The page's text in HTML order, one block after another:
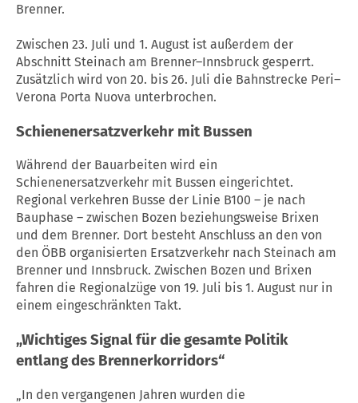
Brenner.
Zwischen 23. Juli und 1. August ist außerdem der
Abschnitt Steinach am Brenner–Innsbruck gesperrt.
Zusätzlich wird von 20. bis 26. Juli die Bahnstrecke Peri–
Verona Porta Nuova unterbrochen.
Schienenersatzverkehr mit Bussen
Während der Bauarbeiten wird ein
Schienenersatzverkehr mit Bussen eingerichtet.
Regional verkehren Busse der Linie B100 – je nach
Bauphase – zwischen Bozen beziehungsweise Brixen
und dem Brenner. Dort besteht Anschluss an den von
den ÖBB organisierten Ersatzverkehr nach Steinach am
Brenner und Innsbruck. Zwischen Bozen und Brixen
fahren die Regionalzüge von 19. Juli bis 1. August nur in
einem eingeschränkten Takt.
„Wichtiges Signal für die gesamte Politik
entlang des Brennerkorridors“
„In den vergangenen Jahren wurden die